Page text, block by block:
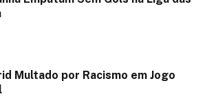
Multado por Racismo em Jogo